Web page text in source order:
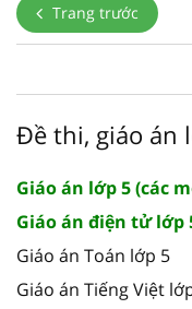
Trang trước
Đề thi, giáo án
Giáo án lớp 5 (các
Giáo án điện tử lớp
Giáo án Toán lớp 5
Giáo án Tiếng Việt